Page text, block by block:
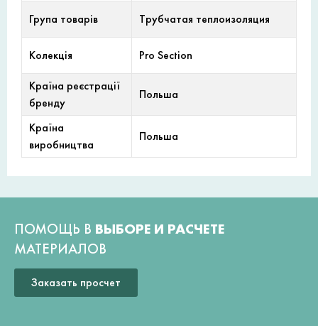
Група товарів Трубчатая теплоизоляция
Колекція Pro Section
Країна реєстрації
бренду
Польша
Країна
виробництва
Польша
ПОМОЩЬ В ВЫБОРЕ И РАСЧЕТЕ
МАТЕРИАЛОВ
Заказать просчет